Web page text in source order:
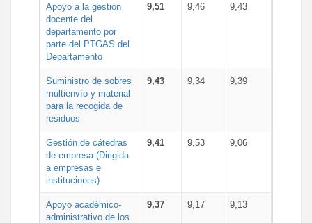
Apoyo a la gestión
docente del
departamento por
parte del PTGAS del
Departamento
9,51 9,46 9,43
Suministro de sobres
multienvío y material
para la recogida de
residuos
9,43 9,34 9,39
Gestión de cátedras
de empresa (Dirigida
a empresas e
instituciones)
9,41 9,53 9,06
Apoyo académico-
administrativo de los
9,37 9,17 9,13